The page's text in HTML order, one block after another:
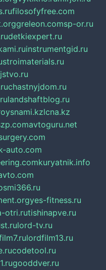
filosofyfree.com
greleon.comsp-or.ru
detkiexpert.ru
instrumentgid.ru
stroimaterials.ru
chastnyjdom.ru
landshaftblog.ru
lcna.kz
avtoguru.net
auto.com
kuryatnik.info
smi366.ru
yes-fitness.ru
otri.rutishinapve.ru
lord-tv.ru
lordfilm13.ru
codetool.ru
gooddver.ru